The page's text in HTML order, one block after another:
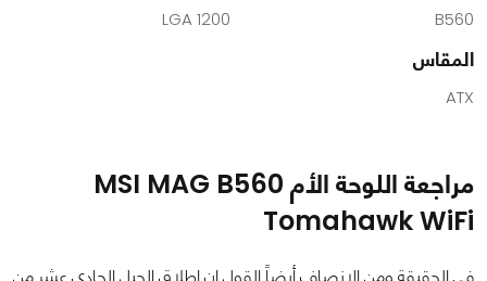
B560
LGA 1200
المقاس
ATX
مراجعة اللوحة الأم MSI MAG B560
Tomahawk WiFi